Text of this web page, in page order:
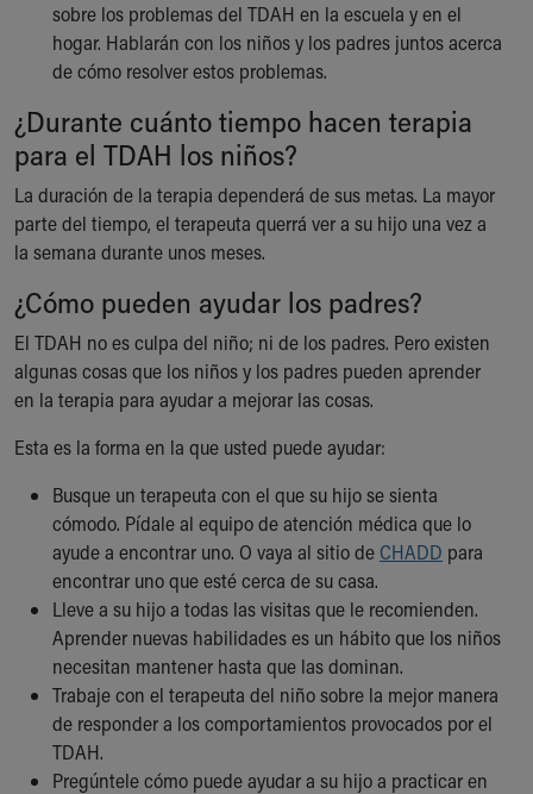
sobre los problemas del TDAH en la escuela y en el
hogar. Hablarán con los niños y los padres juntos acerca
de cómo resolver estos problemas.
¿Durante cuánto tiempo hacen terapia
para el TDAH los niños?
La duración de la terapia dependerá de sus metas. La mayor
parte del tiempo, el terapeuta querrá ver a su hijo una vez a
la semana durante unos meses.
¿Cómo pueden ayudar los padres?
El TDAH no es culpa del niño; ni de los padres. Pero existen
algunas cosas que los niños y los padres pueden aprender
en la terapia para ayudar a mejorar las cosas.
Esta es la forma en la que usted puede ayudar:
Busque un terapeuta con el que su hijo se sienta
cómodo. Pídale al equipo de atención médica que lo
ayude a encontrar uno. O vaya al sitio de CHADD para
encontrar uno que esté cerca de su casa.
Lleve a su hijo a todas las visitas que le recomienden.
Aprender nuevas habilidades es un hábito que los niños
necesitan mantener hasta que las dominan.
Trabaje con el terapeuta del niño sobre la mejor manera
de responder a los comportamientos provocados por el
TDAH.
Pregúntele cómo puede ayudar a su hijo a practicar en